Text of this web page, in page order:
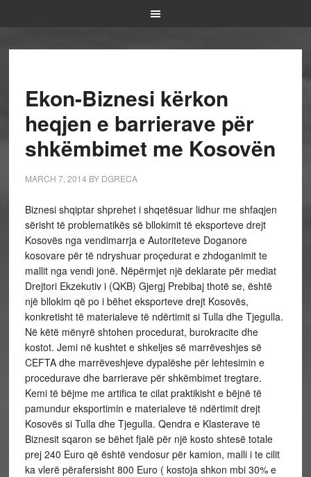
Ekon-Biznesi kërkon
heqjen e barrierave për
shkëmbimet me Kosovën
MARCH 7, 2014 BY DGRECA
Biznesi shqiptar shprehet i shqetësuar lidhur me shfaqjen
sërisht të problematikës së bllokimit të eksporteve drejt
Kosovës nga vendimarrja e Autoriteteve Doganore
kosovare për të ndryshuar proçedurat e zhdoganimit te
mallit nga vendi jonë. Nëpërmjet një deklarate për mediat
Drejtori Ekzekutiv i (QKB) Gjergj Prebibaj thotë se, është
një bllokim që po i bëhet eksporteve drejt Kosovës,
konkretisht të materialeve të ndërtimit si Tulla dhe Tjegulla.
Në këtë mënyrë shtohen procedurat, burokracite dhe
kostot. Jemi në kushtet e shkeljes së marrëveshjes së
CEFTA dhe marrëveshjeve dypalëshe për lehtesimin e
procedurave dhe barrierave për shkëmbimet tregtare.
Kemi të bëjme me artifica te cilat praktikisht e bëjnë të
pamundur eksportimin e materialeve të ndërtimit drejt
Kosovës si Tulla dhe Tjegulla. Qendra e Klasterave të
Biznesit sqaron se bëhet fjalë për një kosto shtesë totale
prej 240 Euro që është vendosur për kamion, malli i te cilit
ka vlerë përafersisht 800 Euro ( kostoja shkon mbi 30% e